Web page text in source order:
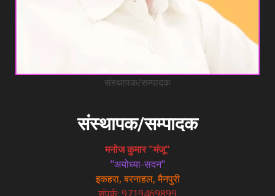
संस्थापक/सम्पादक
संस्थापक/सम्पादक
मनोज कुमार "मंजू"
"अयोध्या-सदन"
इकहरा, बरनाहल, मैनपुरी